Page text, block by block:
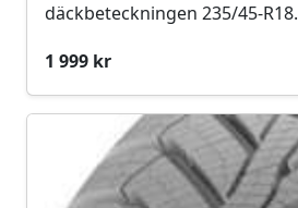
däckbeteckningen 235/45-R18.
1 999 kr